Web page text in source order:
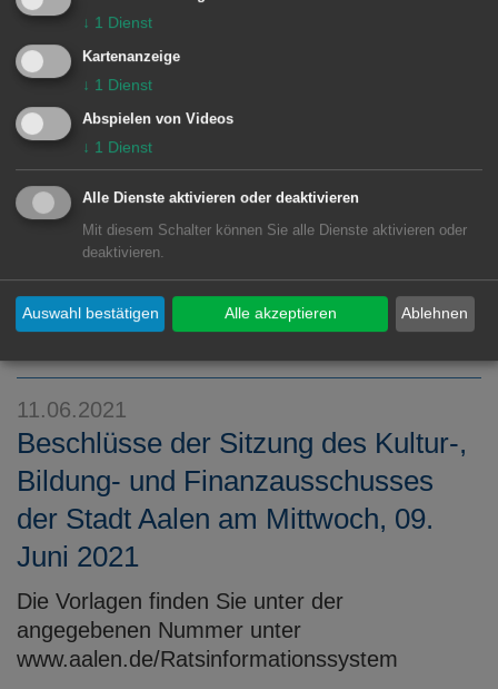
MEHR DAZU LESEN
12.06.2021
Beschlüsse der Sitzung AUST der
Stadt Aalen am Donnerstag, 10. Juni
2021
Die Vorlagen finden Sie unter der
angegebenen Nummer unter
www.aalen.de/Ratsinformationssystem
11.06.2021
Beschlüsse der Sitzung des Kultur-,
Bildung- und Finanzausschusses
der Stadt Aalen am Mittwoch, 09.
Juni 2021
Die Vorlagen finden Sie unter der
angegebenen Nummer unter
www.aalen.de/Ratsinformationssystem
↓ 1 Dienst
Kartenanzeige
↓ 1 Dienst
Abspielen von Videos
↓ 1 Dienst
Alle Dienste aktivieren oder deaktivieren
Mit diesem Schalter können Sie alle Dienste aktivieren oder
deaktivieren.
Ablehnen
Auswahl bestätigen Alle akzeptieren